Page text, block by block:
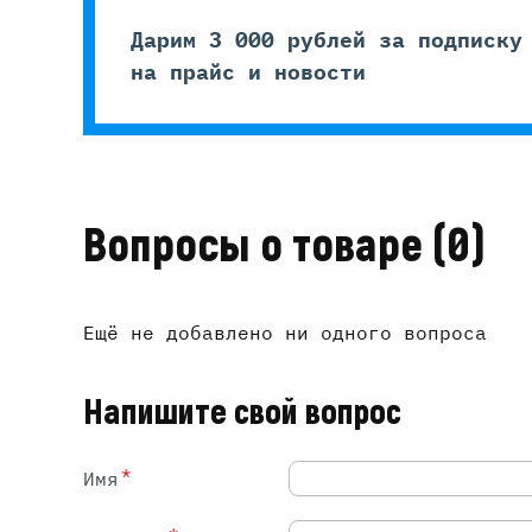
Дарим 3 000 рублей за подписку
на прайс и новости
Вопросы о товаре (0)
Ещё не добавлено ни одного вопроса
Напишите свой вопрос
Имя *